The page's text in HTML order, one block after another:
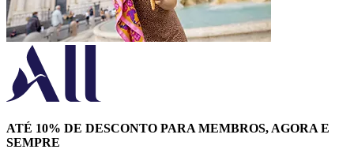
ATÉ 10% DE DESCONTO PARA MEMBROS, AGORA E
SEMPRE